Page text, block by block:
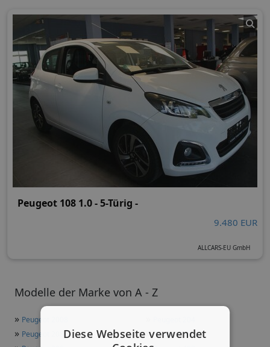
Modelle der Marke von A - Z
» Peugeot 2008
» Peugeot 208 »Peugeot 3008
Peugeot 108 1.0 - 5-Türig -
9.480 EUR
ALLCARS-EU GmbH
Diese Webseite verwendet